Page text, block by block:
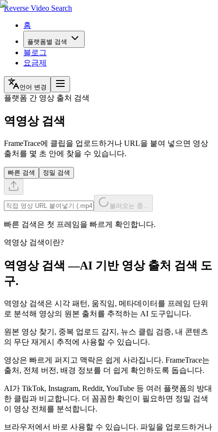
Reverse Video Search
홈
플랫폼별 검색
블로그
요금제
언어 변경
플랫폼 간 영상 출처 검색
역영상 검색
FrameTrace에 클립을 업로드하거나 URL을 붙여 넣으면 영상
출처를 몇 초 안에 찾을 수 있습니다.
빠른 검색 정밀 검색
불러오는 중...
빠른 검색은 첫 프레임을 빠르게 확인합니다.
역영상 검색이란?
역영상 검색 —AI 기반 영상 출처 검색 도
구.
역영상 검색은 시각 패턴, 움직임, 메타데이터를 프레임 단위
로 분석해 영상의 원본 출처를 추적하는 AI 도구입니다.
원본 영상 찾기, 중복 업로드 감지, 뉴스 클립 검증, 내 콘텐츠
의 무단 재게시 추적에 사용할 수 있습니다.
영상은 빠르게 퍼지고 맥락은 쉽게 사라집니다. FrameTrace는
출처, 전체 버전, 배경 정보를 더 쉽게 확인하도록 돕습니다.
AI가 TikTok, Instagram, Reddit, YouTube 등 여러 플랫폼의 방대
한 클립과 비교합니다. 더 꼼꼼한 확인이 필요하면 정밀 검색
이 영상 전체를 분석합니다.
브라우저에서 바로 사용할 수 있습니다. 파일을 업로드하거나